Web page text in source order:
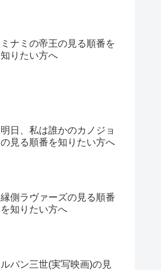
ミナミの帝王の見る順番を
知りたい方へ
明日、私は誰かのカノジョ
の見る順番を知りたい方へ
縁側ラヴァーズの見る順番
を知りたい方へ
ルパン三世(実写映画)の見